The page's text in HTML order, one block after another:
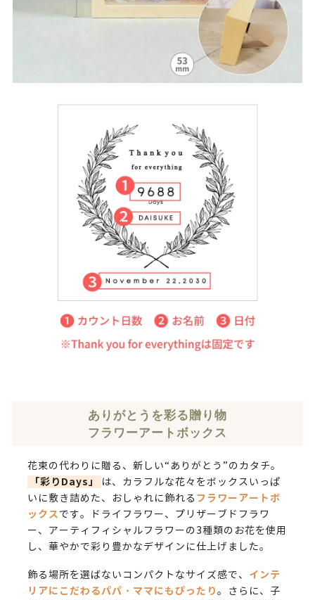
ありがとうを彩る贈り物
フラワーアートボックス
花束の代わりに贈る、新しい“ありがとう”のカタチ。
「彩りDays」
は、カラフルな花々をボックスいっぱ
いに敷き詰めた、おしゃれに飾れる フラワーアートボ
ックスです。ドライフラワー、プリザーブドフラワ
ー、アーティフィシャルフラワーの3種類のお花を使用
し、華やかで彩り豊かなデザインに仕上げました。
飾る場所を選ばないコンパクトなサイズ感で、 インテ
リアにこだわるパパ・ママにもぴったり。さらに、子